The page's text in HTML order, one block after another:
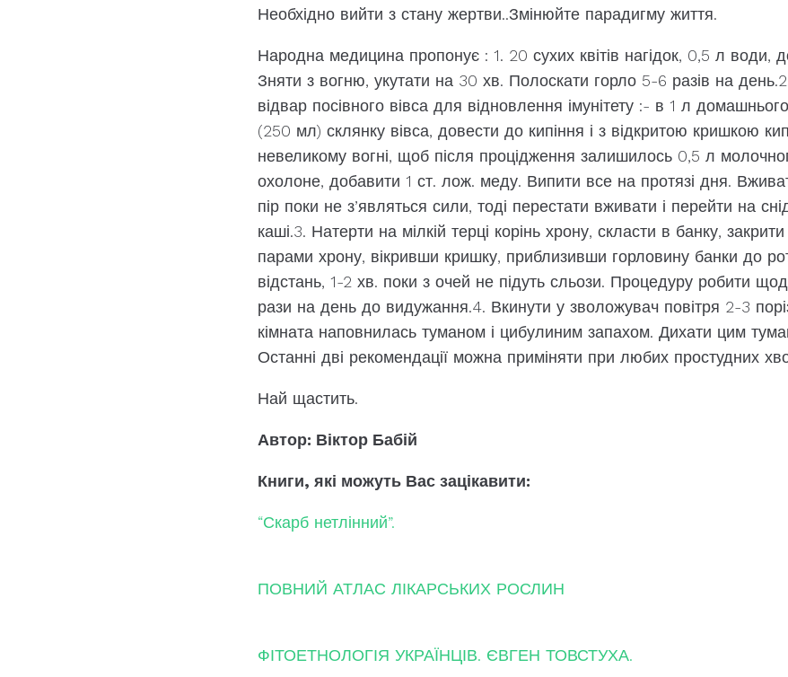
Необхідно вийти з стану жертви..Змінюйте парадигму життя.
Народна медицина пропонує : 1. 20 сухих квітів нагідок, 0,5 л води,
Зняти з вогню, укутати на 30 хв. Полоскати горло 5-6 разів на
відвар посівного вівса для відновлення імунітету :- в 1 л
(250 мл) склянку вівса, довести до кипіння і з відкритою кришкою
невеликому вогні, щоб після процідження залишилось 0,5 л
охолоне, добавити 1 ст. лож. меду. Випити все на протязі дня.
пір поки не з’являться сили, тоді перестати вживати і перейти на
каші.3. Натерти на мілкій терці корінь хрону, скласти в банку,
парами хрону, вікривши кришку, приблизивши горловину банки до
відстань, 1-2 хв. поки з очей не підуть сльози. Процедуру робити
рази на день до видужання.4. Вкинути у зволожувач повітря 2-3
кімната наповнилась туманом і цибулиним запахом. Дихати цим
Останні дві рекомендації можна приміняти при любих простудних
Най щастить.
Автор: Віктор Бабій
Книги, які можуть Вас зацікавити:
“Скарб нетлінний”.
ПОВНИЙ АТЛАС ЛІКАРСЬКИХ РОСЛИН
ФІТОЕТНОЛОГІЯ УКРАЇНЦІВ. ЄВГЕН ТОВСТУХА.